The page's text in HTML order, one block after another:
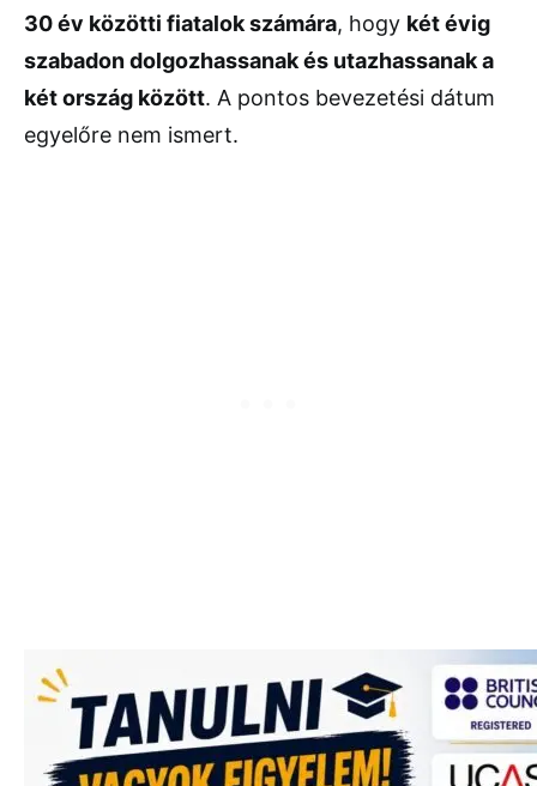
30év közötti fiatalokszámára, hogy kétévig
szabadondolgozhassanakés utazhassanaka
kétország között. A pontos bevezetési dátum
egyelőre nem ismert.